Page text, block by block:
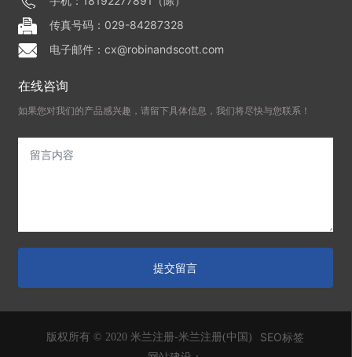
传真号码：029-84287328
电子邮件：cx@robinandscott.com
在线咨询
如果您对我们的产品感兴趣，请留下具体信息，我们将尽快与您联系！
提交留言
版权所有 © 2020 米兰注册-米兰注册(中国)
SEO标签